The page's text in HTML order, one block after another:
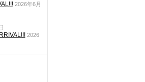
2026年6月
2026